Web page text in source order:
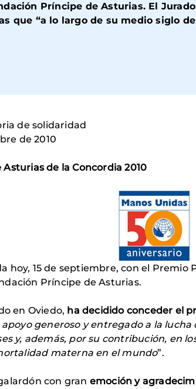
Príncipe de Asturias. El
que “a lo largo de su medio siglo
de solidaridad
de 2010
de la Concordia 2010
hoy, 15 de septiembre, con el Premio
Príncipe de Asturias.
en Oviedo, ha decidido conceder el
generoso y entregado a la
y, además, por su contribución, en
materna en el mundo”.
con gran emoción y